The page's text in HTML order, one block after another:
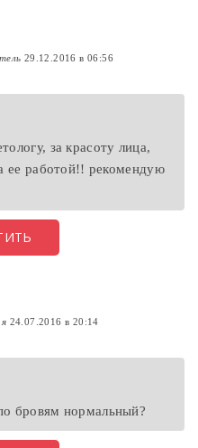
29.12.2016 в 06:56
за красоту лица,
ее работой!! рекомендую
24.07.2016 в 20:14
бровям нормальный?